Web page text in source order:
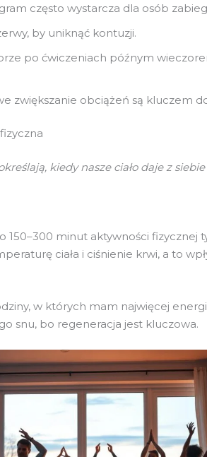
często wystarcza dla osób
by uniknąć kontuzji.
po ćwiczeniach późnym
zwiększanie obciążeń są kluczem
kiedy nasze ciało daje z
150–300 minut aktywności fizycznej
ciała i ciśnienie krwi, a to
w których mam najwięcej
snu, bo regeneracja jest kluczowa.